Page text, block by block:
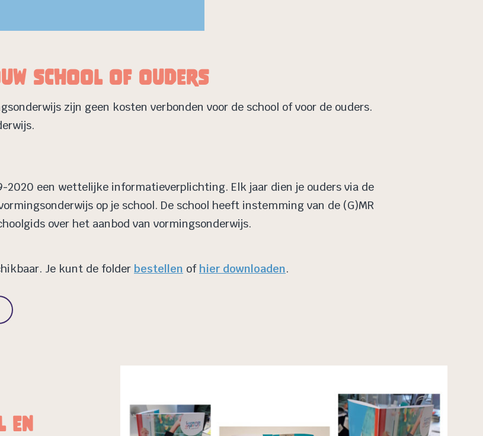
school of ouders
zijn geen kosten verbonden voor de school of voor de ouders.
2020 een wettelijke informatieverplichting. Elk jaar dien je ouders via de
op je school. De school heeft instemming van de (G)MR
over het aanbod van vormingsonderwijs.
Je kunt de folder bestellen of hier downloaden.
en